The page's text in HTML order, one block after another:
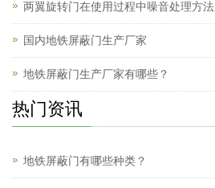
两翼旋转门在使用过程中噪音处理方法
国内地铁屏蔽门生产厂家
地铁屏蔽门生产厂家有哪些？
热门资讯
地铁屏蔽门有哪些种类？